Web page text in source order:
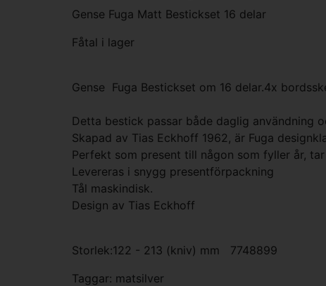
Gense Fuga Matt Bestickset 16 delar
Fåtal i lager
Gense Fuga Bestickset om 16 delar.4x
Detta bestick passar både daglig användning
Skapad av Tias Eckhoff 1962, är Fuga
Perfekt som present till någon som fyller år,
Levereras i snygg presentförpackning
Tål maskindisk.
Design av Tias Eckhoff
Storlek:122 - 213 (kniv) mm 7748899
Taggar: matsilver